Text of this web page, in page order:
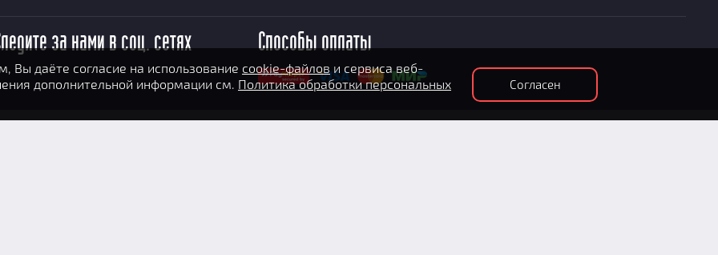
за нами в соц. сетях Способы оплаты
Вы даёте согласие на использование cookie-файлови сервиса веб-
дополнительной информации см. Политика обработки персональных
Согласен